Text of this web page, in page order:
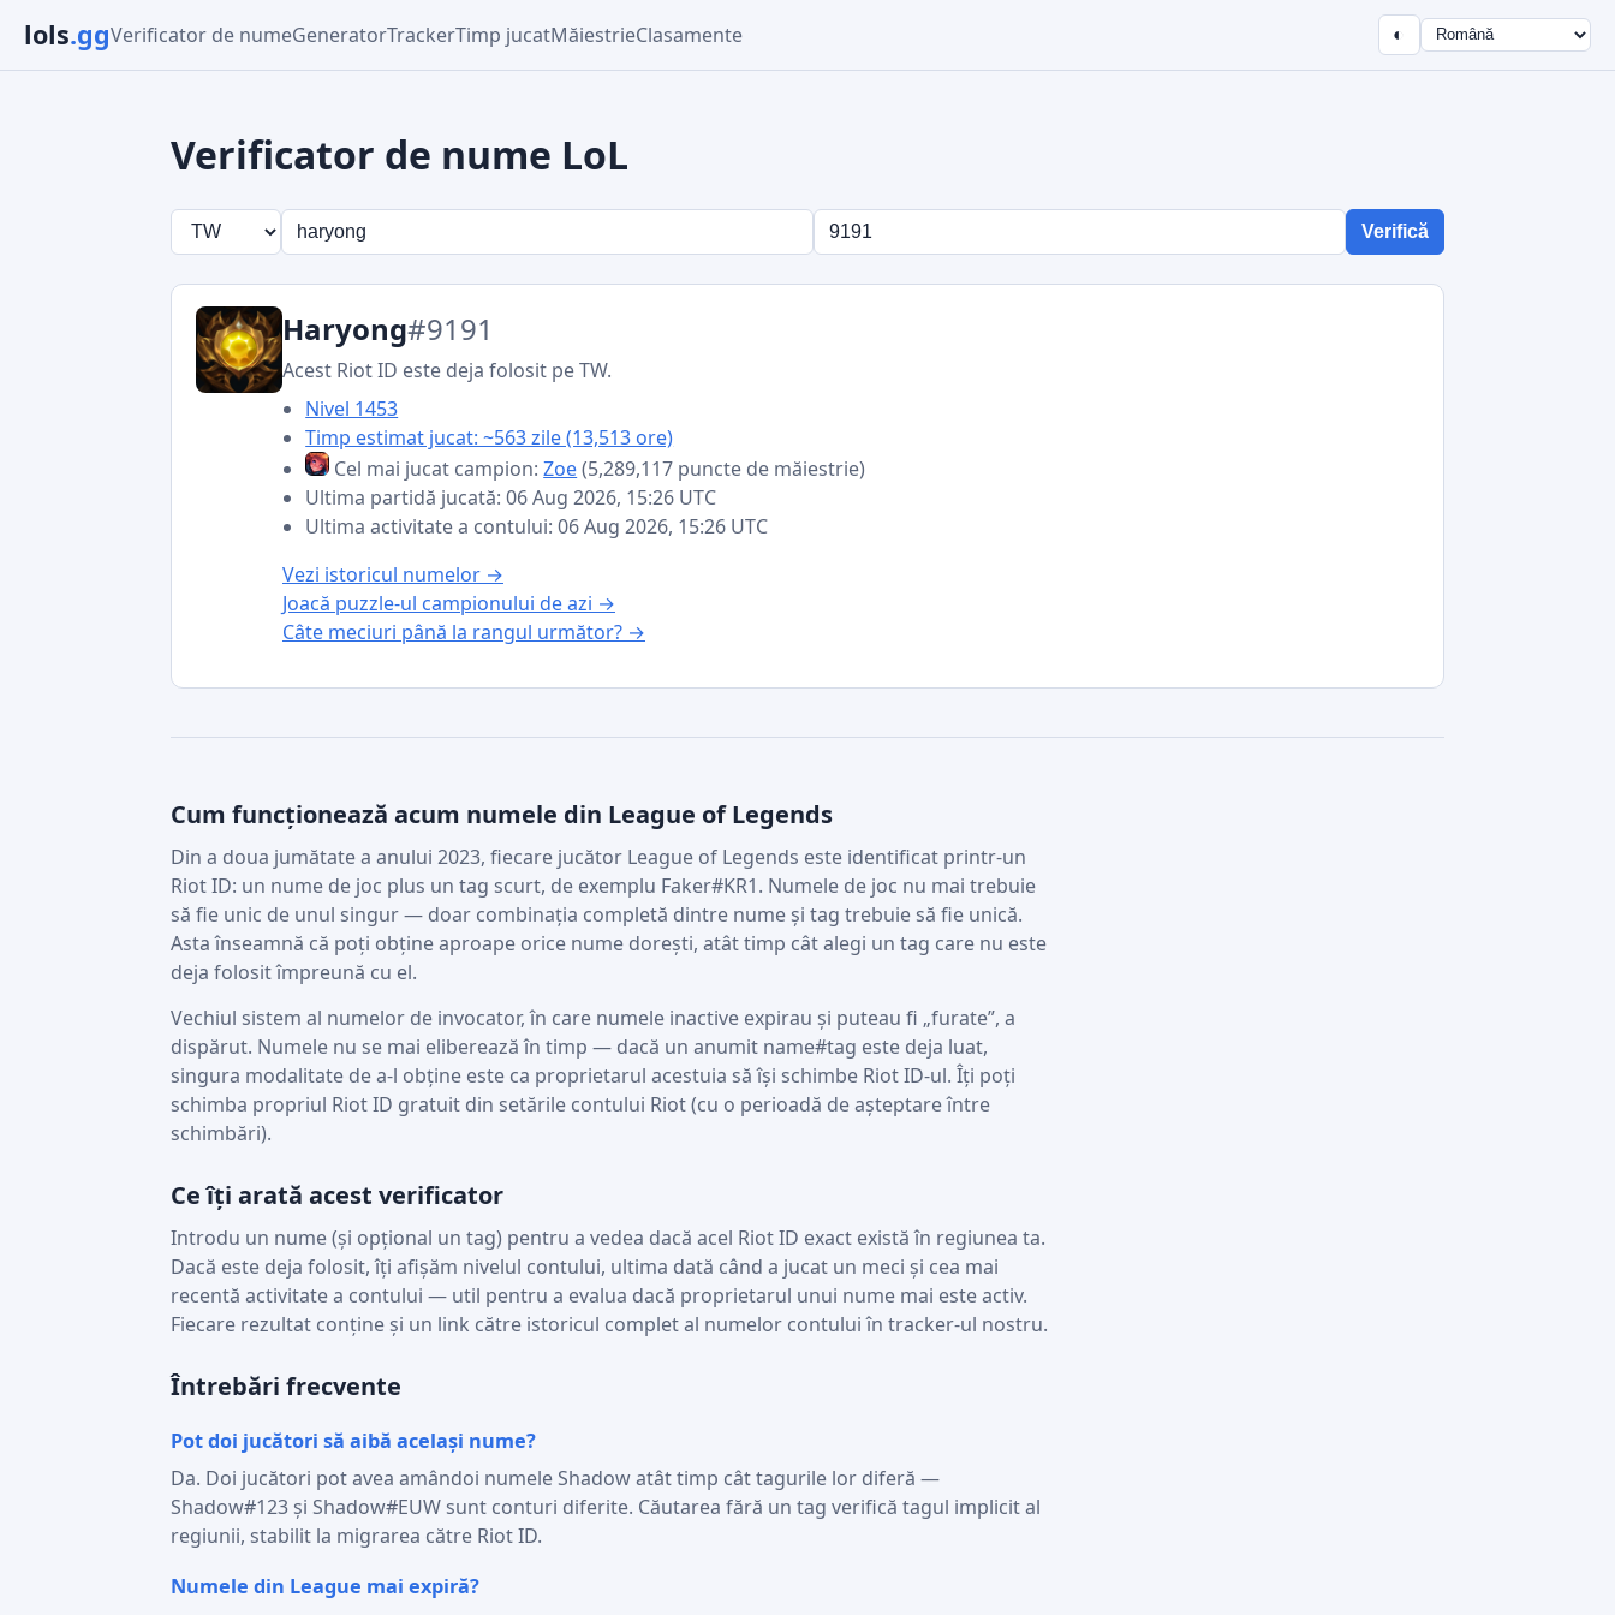
lols.ggVerificator de numeGeneratorTrackerTimp jucatMăiestrieClasamente ◐
Verificator de nume LoL
Verifică
Haryong#9191
Acest Riot ID este deja folosit pe TW.
Nivel 1453
Timp estimat jucat: ~563 zile (13,513 ore)
Cel mai jucat campion:Zoe(5,289,117 puncte de măiestrie)
Ultima partidă jucată: 06 Aug 2026, 15:26 UTC
Ultima activitate a contului: 06 Aug 2026, 15:26 UTC
Vezi istoricul numelor →
Joacă puzzle-ul campionului de azi →
Câte meciuri până la rangul următor? →
Cum funcționează acum numele din League of Legends
Din a doua jumătate a anului 2023, fiecare jucător League of Legends este identificat printr-un
Riot ID: un nume de joc plus un tag scurt, de exemplu Faker#KR1. Numele de joc nu mai trebuie
să fie unic de unul singur — doar combinația completă dintre nume și tag trebuie să fie unică.
Asta înseamnă că poți obține aproape orice nume dorești, atât timp cât alegi un tag care nu este
deja folosit împreună cu el.
Vechiul sistem al numelor de invocator, în care numele inactive expirau și puteau fi „furate”, a
dispărut. Numele nu se mai eliberează în timp — dacă un anumit name#tag este deja luat,
singura modalitate de a-l obține este ca proprietarul acestuia să își schimbe Riot ID-ul. Îți poți
schimba propriul Riot ID gratuit din setările contului Riot (cu o perioadă de așteptare între
schimbări).
Ce îți arată acest verificator
Introdu un nume (și opțional un tag) pentru a vedea dacă acel Riot ID exact există în regiunea ta.
Dacă este deja folosit, îți afișăm nivelul contului, ultima dată când a jucat un meci și cea mai
recentă activitate a contului — util pentru a evalua dacă proprietarul unui nume mai este activ.
Fiecare rezultat conține și un link către istoricul complet al numelor contului în tracker-ul nostru.
Întrebări frecvente
Pot doi jucători să aibă același nume?
Da. Doi jucători pot avea amândoi numele Shadow atât timp cât tagurile lor diferă —
Shadow#123 și Shadow#EUW sunt conturi diferite. Căutarea fără un tag verifică tagul implicit al
regiunii, stabilit la migrarea către Riot ID.
Numele din League mai expiră?